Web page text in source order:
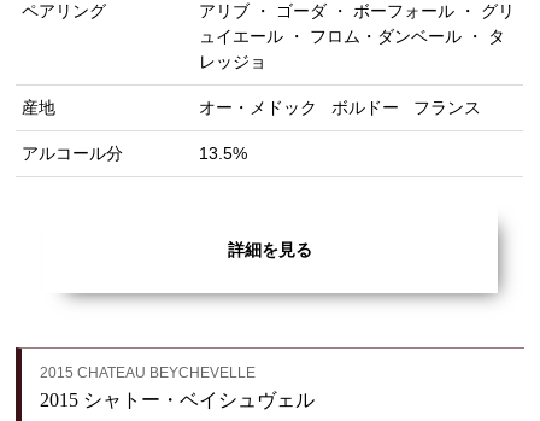
ペアリング
アリブ ・ ゴーダ ・ ボーフォール ・ グリ
ュイエール ・ フロム・ダンベール ・ タ
レッジョ
産地 オー・メドック ボルドー フランス
アルコール分 13.5%
詳細を見る
2015 CHATEAU BEYCHEVELLE
2015 シャトー・ベイシュヴェル